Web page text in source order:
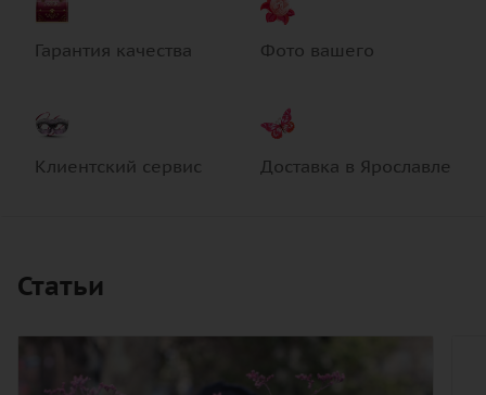
Гарантия качества Фото вашего
Клиентский сервис Доставка в Ярославле
Статьи